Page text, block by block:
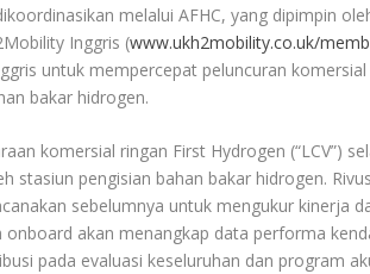
melalui AFHC, yang dipimpin
Inggris (www.ukh2mobility.co.uk/
untuk mempercepat peluncuran
bakar hidrogen.
komersial ringan First Hydrogen (“LCV”)
stasiun pengisian bahan bakar hidrogen.
sebelumnya untuk mengukur kinerja
akan menangkap data performa
pada evaluasi keseluruhan dan program